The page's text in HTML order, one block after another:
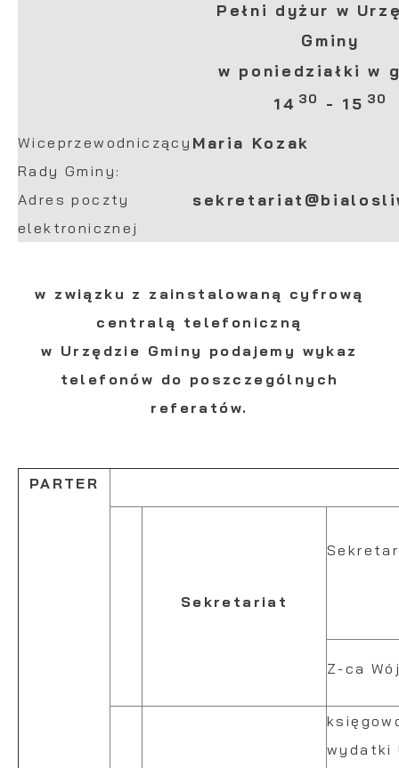
Pełni dyżur w
Gminy
w poniedziałki w
14 30 - 15 30
Wiceprzewodniczący
Rady Gminy:
Maria Kozak
Adres poczty
elektronicznej
w związku z zainstalowaną cyfrową
centralą telefoniczną
w Urzędzie Gminy podajemy wykaz
telefonów do poszczególnych
referatów.
PARTER
Sekretariat
Z-ca
wydatki